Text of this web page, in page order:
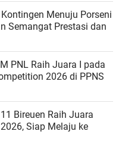
Menuju Porseni
Semangat Prestasi dan
PNL Raih Juara I pada
2026 di PPNS
Bireuen Raih Juara
Siap Melaju ke